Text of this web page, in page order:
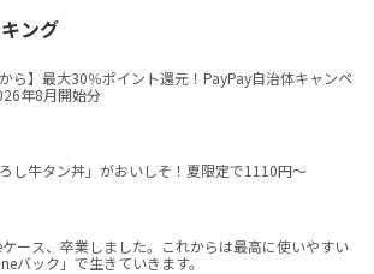
ング
から】最大30％ポイント還元！PayPay自治体キャンペ
年8月開始分
ろし牛タン丼」がおいしそ！夏限定で1110円～
ース、卒業しました。これからは最高に使いやすい
バック」で生きていきます。